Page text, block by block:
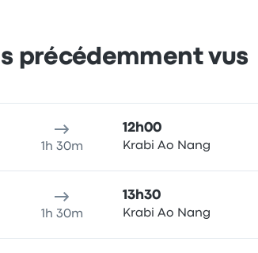
précédemment vus
1h 30m
12h00
Krabi Ao Nang
1h 30m
13h30
Krabi Ao Nang